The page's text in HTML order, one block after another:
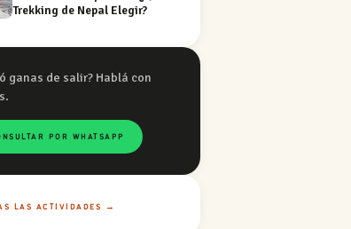
Trekking de Nepal Elegir?
ganas de salir? Hablá con
POR WHATSAPP
LAS ACTIVIDADES →